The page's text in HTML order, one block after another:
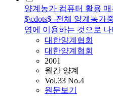
양계농가 컴퓨터 활용
$\cdots$ -전체 양계농가
영에 이용하는 것으로
대한양계협회
대한양계협회
2001
월간 양계
Vol.33 No.4
원문보기